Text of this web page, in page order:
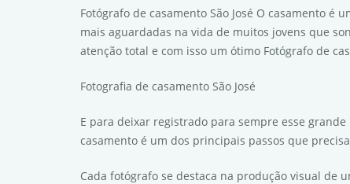
Fotógrafo de casamento São José O casamento
mais aguardadas na vida de muitos jovens que
atenção total e com isso um ótimo Fotógrafo de
Fotografia de casamento São José
E para deixar registrado para sempre esse
casamento é um dos principais passos que
Cada fotógrafo se destaca na produção visual de